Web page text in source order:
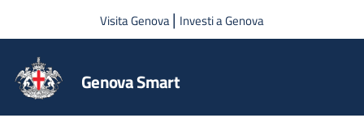
Salta al contenuto principale
Visita Genova| Investi a Genova
Genova Smart